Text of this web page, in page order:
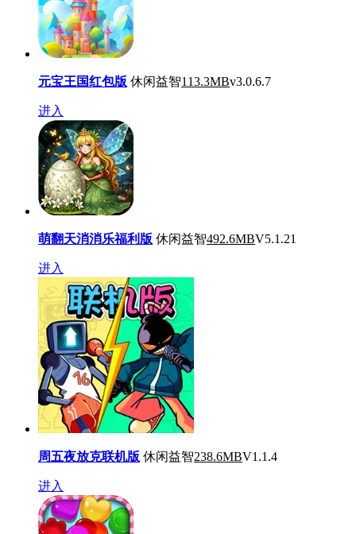
元宝王国红包版 休闲益智113.3MBv3.0.6.7
进入
萌翻天消消乐福利版 休闲益智492.6MBV5.1.21
进入
周五夜放克联机版 休闲益智238.6MBV1.1.4
进入